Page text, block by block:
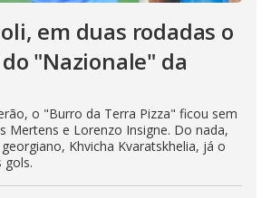
em duas rodadas o
"Nazionale" da
o "Burro da Terra Pizza" ficou sem
Mertens e Lorenzo Insigne. Do nada,
Khvicha Kvaratskhelia, já o
gols.